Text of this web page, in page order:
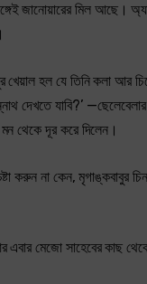
জানোয়ারের মিল আছে।
খেয়াল হল যে তিনি কলা আর
দেখতে যাবি?’
থেকে দূর করে দিলেন।
করুন না কেন, মৃগাঙ্কবাবুর
মেজো সাহেবের কাছ